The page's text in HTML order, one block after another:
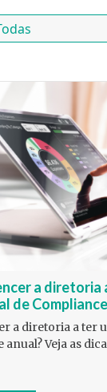
a diretoria
de
a diretoria a ter
Veja as